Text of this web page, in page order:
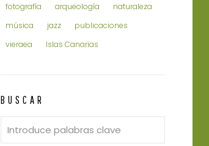
fotografía
arqueología
naturaleza
música
jazz
publicaciones
vieraea
Islas Canarias
BUSCAR